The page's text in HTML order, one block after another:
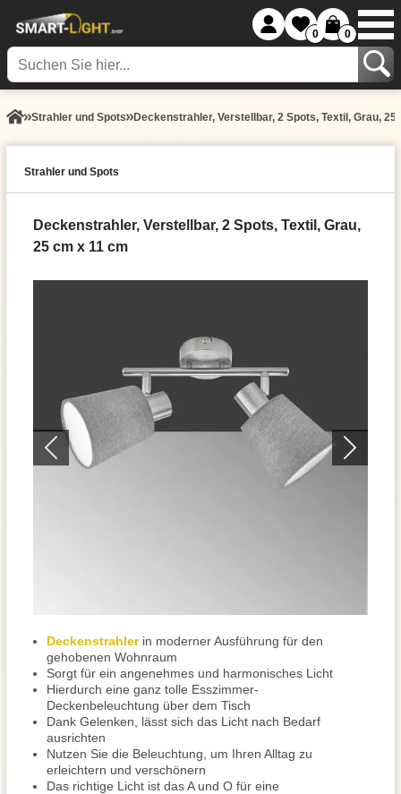
0 0
Strahler und Spots Deckenstrahler, Verstellbar, 2 Spots, Textil, Grau, 25
Strahler und Spots
Deckenstrahler, Verstellbar, 2 Spots, Textil, Grau,
25 cm x 11 cm
Deckenstrahlerin moderner Ausführung für den
gehobenen Wohnraum
Sorgt für ein angenehmes und harmonisches Licht
Hierdurch eine ganz tolle Esszimmer-
Deckenbeleuchtung über dem Tisch
Dank Gelenken, lässt sich das Licht nach Bedarf
ausrichten
Nutzen Sie die Beleuchtung, um Ihren Alltag zu
erleichtern und verschönern
Das richtige Licht ist das A und O für eine